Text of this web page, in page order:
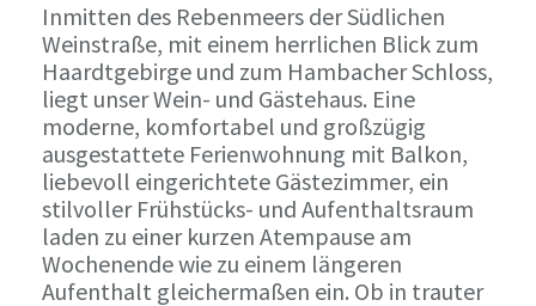
Inmitten des Rebenmeers der Südlichen
Weinstraße, mit einem herrlichen Blick zum
Haardtgebirge und zum Hambacher Schloss,
liegt unser Wein- und Gästehaus. Eine
moderne, komfortabel und großzügig
ausgestattete Ferienwohnung mit Balkon,
liebevoll eingerichtete Gästezimmer, ein
stilvoller Frühstücks- und Aufenthaltsraum
laden zu einer kurzen Atempause am
Wochenende wie zu einem längeren
Aufenthalt gleichermaßen ein. Ob in trauter